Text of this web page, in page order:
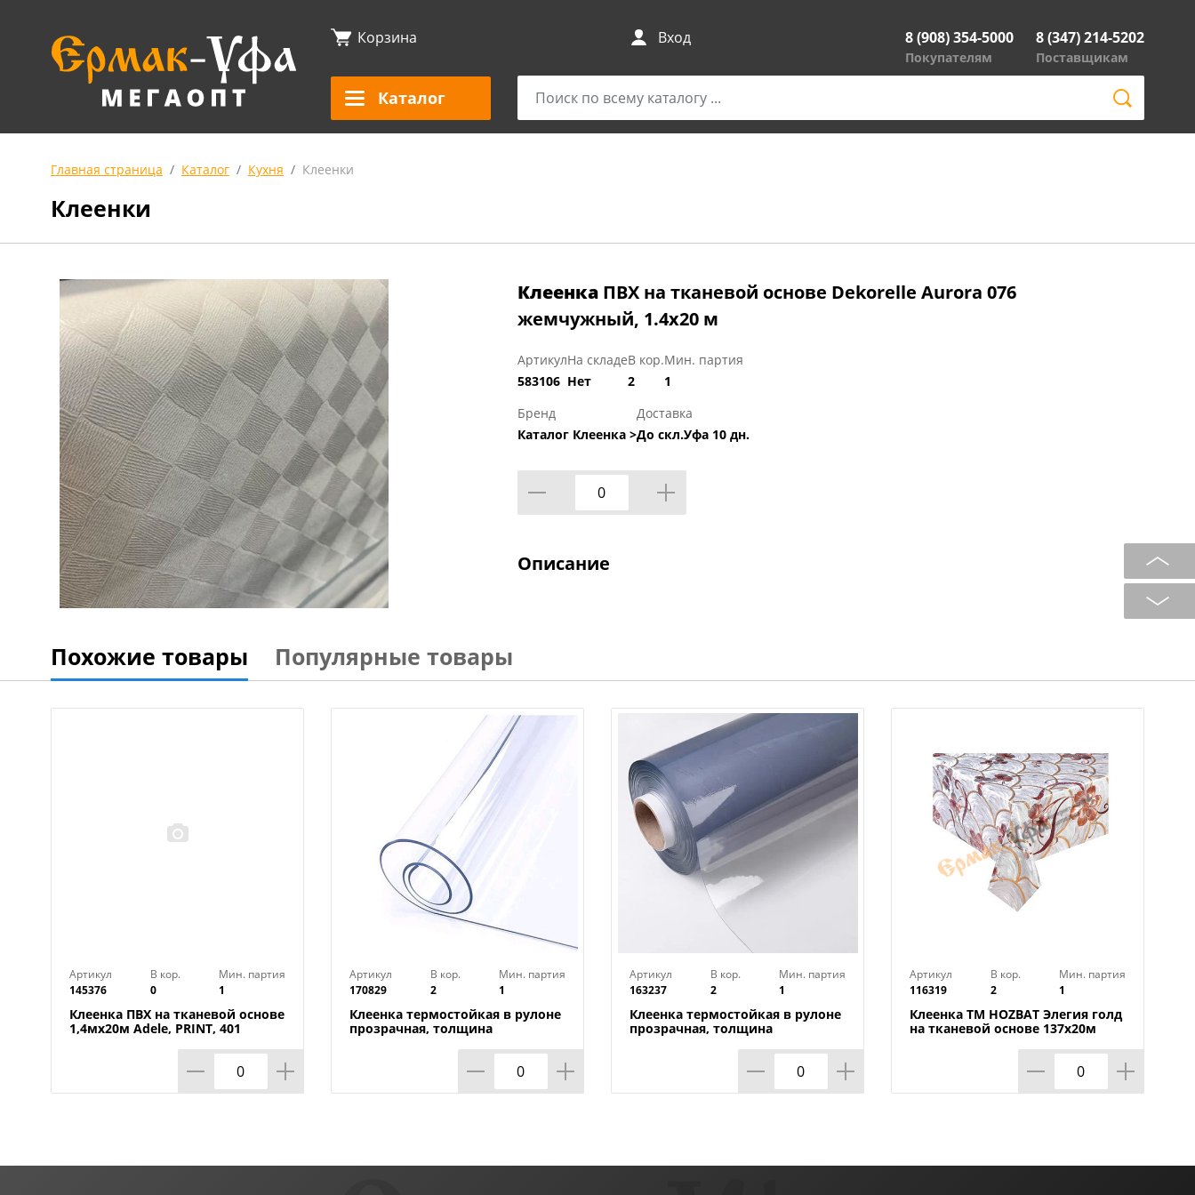
Корзина Вход 8 (908) 354-5000
Покупателям
8 (347) 214-5202
Поставщикам
Каталог
Главная страница Каталог Кухня Клеенки
Клеенки
Клеенка ПВХ на тканевой основе Dekorelle Aurora 076
жемчужный, 1.4х20 м
Артикул
583106
На складе
Нет
В кор.
2
Мин. партия
1
Бренд
Каталог Клеенка >
Доставка
До скл.Уфа 10 дн.
Описание
Похожие товары Популярные товары
Артикул
145376
В кор.
0
Мин. партия
1
Клеенка ПВХ на тканевой основе
1,4мх20м Adele, PRINT, 401
Артикул
170829
В кор.
2
Мин. партия
1
Клеенка термостойкая в рулоне
прозрачная, толщина
Артикул
163237
В кор.
2
Мин. партия
1
Клеенка термостойкая в рулоне
прозрачная, толщина
Артикул
116319
В кор.
2
Мин. партия
1
Клеенка TM HOZBAT Элегия голд
на тканевой основе 137х20м